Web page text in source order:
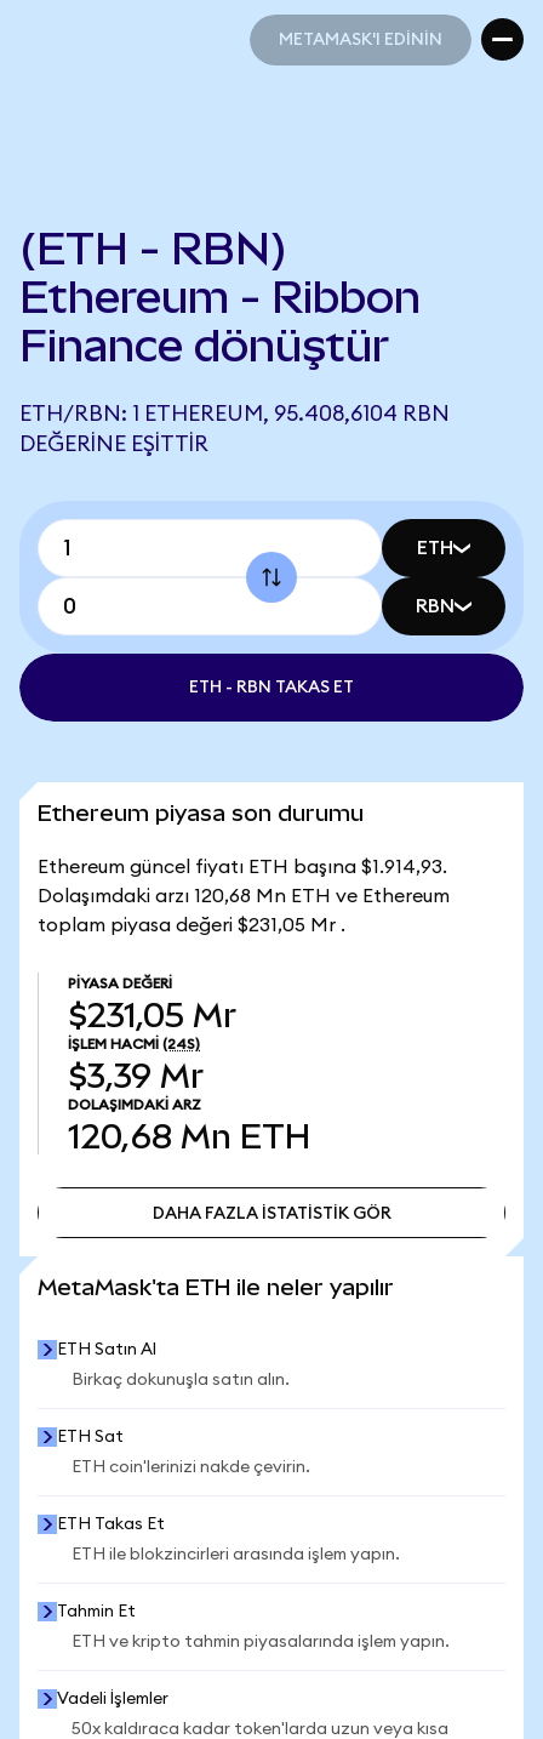
METAMASK'I EDİNİN
(ETH - RBN)
Ethereum - Ribbon
Finance dönüştür
ETH/RBN: 1 ETHEREUM, 95.408,6104 RBN
DEĞERINE EŞITTIR
ETH
RBN
ETH - RBN TAKAS ET
Ethereum piyasa son durumu
Ethereum güncel fiyatı ETH başına $1.914,93.
Dolaşımdaki arzı 120,68 Mn ETH ve Ethereum
toplam piyasa değeri $231,05 Mr .
PIYASA DEĞERI
$231,05 Mr
İŞLEM HACMI (24S)
$3,39 Mr
DOLAŞIMDAKI ARZ
120,68 Mn ETH
DAHA FAZLA İSTATİSTİK GÖR
MetaMask'ta ETH ile neler yapılır
ETH Satın Al
Birkaç dokunuşla satın alın.
ETH Sat
ETH coin'lerinizi nakde çevirin.
ETH Takas Et
ETH ile blokzincirleri arasında işlem yapın.
Tahmin Et
ETH ve kripto tahmin piyasalarında işlem yapın.
Vadeli İşlemler
50x kaldıraca kadar token'larda uzun veya kısa